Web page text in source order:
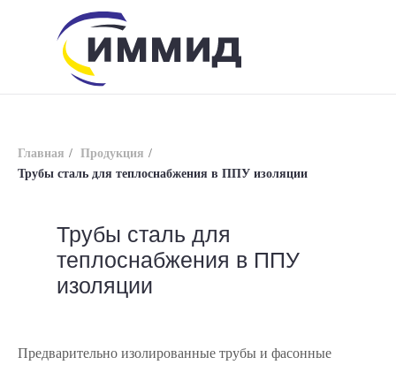
info@immid.ru
Главная / Продукция /
Трубы сталь для теплоснабжения в ППУ изоляции
Трубы сталь для
теплоснабжения в ППУ
изоляции
Предварительно изолированные трубы и фасонные